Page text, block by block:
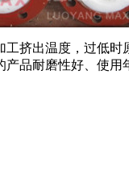
出温度，过低时
品耐磨性好、使用